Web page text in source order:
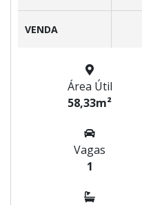
VENDA
Área Útil
58,33m²
Vagas
1